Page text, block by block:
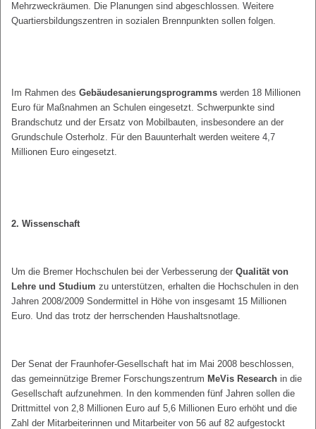
Mehrzweckräumen. Die Planungen sind abgeschlossen. Weitere
Quartiersbildungszentren in sozialen Brennpunkten sollen folgen.
Im Rahmen des Gebäudesanierungsprogramms werden 18 Millionen
Euro für Maßnahmen an Schulen eingesetzt. Schwerpunkte sind
Brandschutz und der Ersatz von Mobilbauten, insbesondere an der
Grundschule Osterholz. Für den Bauunterhalt werden weitere 4,7
Millionen Euro eingesetzt.
2. Wissenschaft
Um die Bremer Hochschulen bei der Verbesserung der Qualität von
Lehre und Studium zu unterstützen, erhalten die Hochschulen in den
Jahren 2008/2009 Sondermittel in Höhe von insgesamt 15 Millionen
Euro. Und das trotz der herrschenden Haushaltsnotlage.
Der Senat der Fraunhofer-Gesellschaft hat im Mai 2008 beschlossen,
das gemeinnützige Bremer Forschungszentrum MeVis Research in die
Gesellschaft aufzunehmen. In den kommenden fünf Jahren sollen die
Drittmittel von 2,8 Millionen Euro auf 5,6 Millionen Euro erhöht und die
Zahl der Mitarbeiterinnen und Mitarbeiter von 56 auf 82 aufgestockt